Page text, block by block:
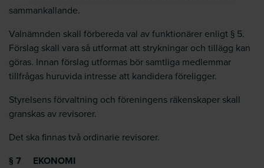
sammankallande.
Valnämnden skall förbereda val av funktionärer enligt § 5.
Förslag skall vara så utformat att strykningar och tillägg kan
göras. Innan förslag utformas bör samtliga medlemmar
tillfrågas huruvida intresse att kandidera föreligger.
Styrelsens förvaltning och föreningens räkenskaper skall
granskas av revisorer.
Det ska finnas två ordinarie revisorer.
§ 7 EKONOMI